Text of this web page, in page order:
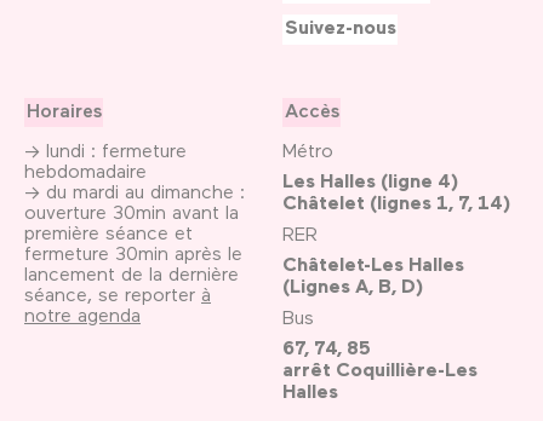
Horaires
→ lundi : fermeture
hebdomadaire
→ du mardi au dimanche :
ouverture 30min avant la
première séance et
fermeture 30min après le
lancement de la dernière
séance, se reporter à
notre agenda
Accès
Métro
Les Halles (ligne 4)
Châtelet (lignes 1, 7, 14)
RER
Châtelet-Les Halles
(Lignes A, B, D)
Bus
67, 74, 85
arrêt Coquillière-Les
Halles
Suivez-nous